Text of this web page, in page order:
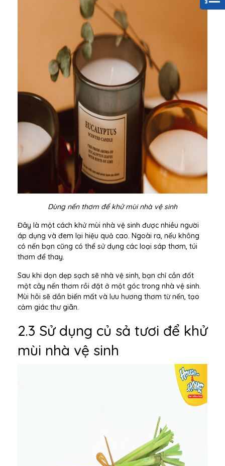
Dùng nến thơm để khử mùi nhà vệ sinh
Đây là một cách khử mùi nhà vệ sinh được nhiều người
áp dụng và đem lại hiệu quả cao. Ngoài ra, nếu không
có nến bạn cũng có thể sử dụng các loại sáp thơm, túi
thơm để thay.
Sau khi dọn dẹp sạch sẽ nhà vệ sinh, bạn chỉ cần đốt
một cây nến thơm rồi đặt ở một góc trong nhà vệ sinh.
Mùi hôi sẽ dần biến mất và lưu hương thơm từ nến, tạo
cảm giác thư giãn.
2.3 Sử dụng củ sả tươi để khử
mùi nhà vệ sinh